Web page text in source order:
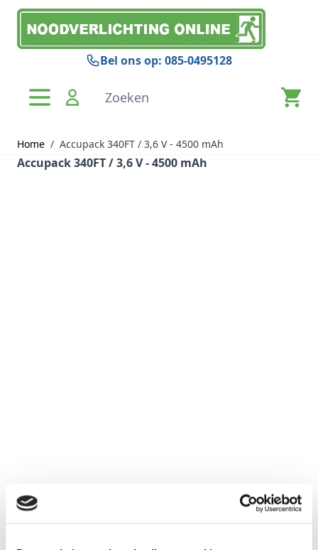
Ga naar de inhoud
Bel ons op: 085-0495128
Zoeken
Home / Accupack 340FT / 3,6 V - 4500 mAh
Accupack 340FT / 3,6 V - 4500 mAh